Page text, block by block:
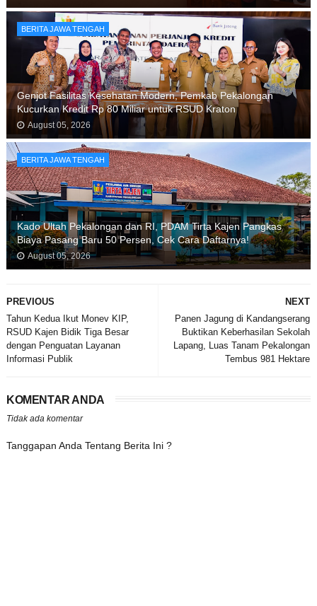
BERITA JAWA TENGAH
Genjot Fasilitas Kesehatan Modern, Pemkab Pekalongan
Kucurkan Kredit Rp 80 Miliar untuk RSUD Kraton
August 05, 2026
BERITA JAWA TENGAH
Kado Ultah Pekalongan dan RI, PDAM Tirta Kajen Pangkas
Biaya Pasang Baru 50 Persen, Cek Cara Daftarnya!
August 05, 2026
NEXT
Panen Jagung di Kandangserang
Buktikan Keberhasilan Sekolah
Lapang, Luas Tanam Pekalongan
Tembus 981 Hektare
PREVIOUS
Tahun Kedua Ikut Monev KIP,
RSUD Kajen Bidik Tiga Besar
dengan Penguatan Layanan
Informasi Publik
KOMENTAR ANDA
Tidak ada komentar
Tanggapan Anda Tentang Berita Ini ?